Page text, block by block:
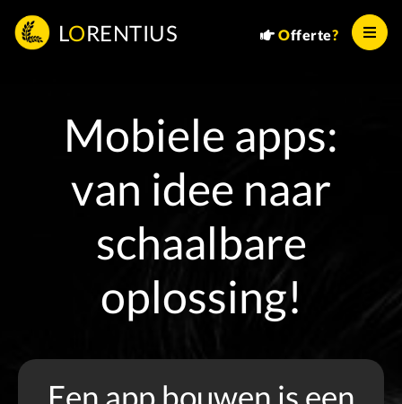
L ORENTIUS Offerte?
Mobiele apps:
van idee naar
schaalbare
oplossing!
Een app bouwen is een